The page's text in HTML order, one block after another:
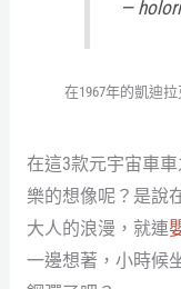
—
在1967年的凱迪
在這3款元宇宙車
樂的想像呢？是說
大人的浪漫，就連
一邊想著，小時候